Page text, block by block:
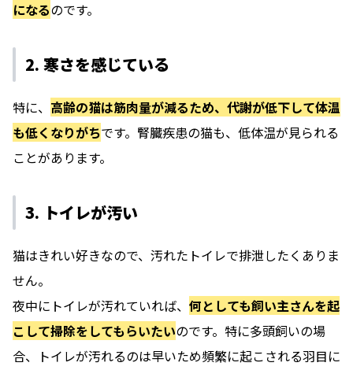
になるのです。
2. 寒さを感じている
特に、 高齢の猫は筋肉量が減るため、代謝が低下して体温
も低くなりがちです。腎臓疾患の猫も、低体温が見られる
ことがあります。
3. トイレが汚い
猫はきれい好きなので、汚れたトイレで排泄したくありま
せん。
夜中にトイレが汚れていれば、 何としても飼い主さんを起
こして掃除をしてもらいたいのです。特に多頭飼いの場
合、トイレが汚れるのは早いため頻繁に起こされる羽目に